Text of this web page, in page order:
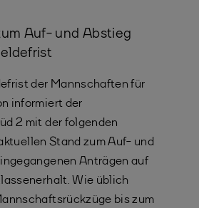
Auf- und Abstieg
der Mannschaften für
informiert der
2 mit der folgenden
Stand zum Auf- und
Anträgen auf
Wie üblich
bis zum